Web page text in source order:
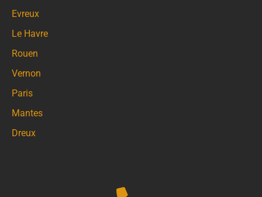
Evreux
Le Havre
Rouen
Vernon
Paris
Mantes
Dreux